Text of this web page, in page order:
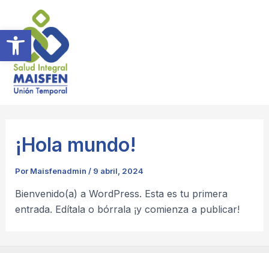
Abrir barra de herramientas
contenido
¡Hola mundo!
Por Maisfenadmin / 9 abril, 2024
Bienvenido(a) a WordPress. Esta es tu primera
entrada. Edítala o bórrala ¡y comienza a publicar!